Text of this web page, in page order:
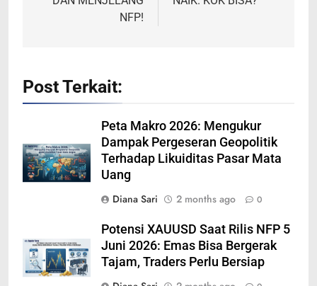
NFP!
Post Terkait:
Peta Makro 2026: Mengukur
Dampak Pergeseran Geopolitik
Terhadap Likuiditas Pasar Mata
Uang
Diana Sari
2 months ago 0
Potensi XAUUSD Saat Rilis NFP 5
Juni 2026: Emas Bisa Bergerak
Tajam, Traders Perlu Bersiap